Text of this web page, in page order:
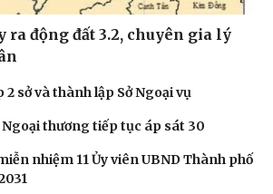
ra động đất 3.2, chuyên gia lý
2 sở và thành lập Sở Ngoại vụ
thương tiếp tục áp sát 30
nhiệm 11 Ủy viên UBND Thành phố